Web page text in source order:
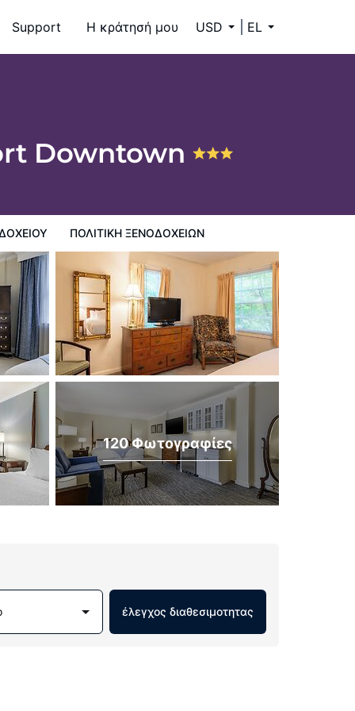
Support Η κράτησή μου USD EL
Downtown
ΠΟΛΙΤΙΚΗ ΞΕΝΟΔΟΧΕΊΩΝ
120 Φωτογραφίες
έλεγχος διαθεσιμοτητας